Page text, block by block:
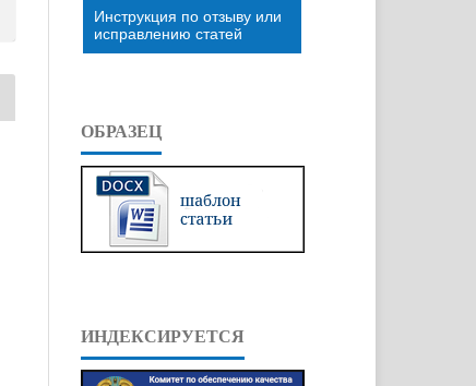
Инструкция по отзыву или
исправлению статей
ОБРАЗЕЦ
ИНДЕКСИРУЕТСЯ